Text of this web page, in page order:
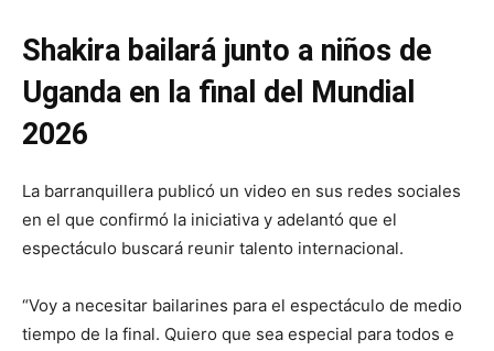
Shakira bailará junto a niños de
Uganda en la final del Mundial
2026
La barranquillera publicó un video en sus redes sociales
en el que confirmó la iniciativa y adelantó que el
espectáculo buscará reunir talento internacional.
“Voy a necesitar bailarines para el espectáculo de medio
tiempo de la final. Quiero que sea especial para todos e